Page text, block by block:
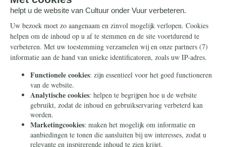
Steun ons
Nieuwsbrief
Eenmalig
Maandelijks
Periodiek
Nalaten
Zelf overschrijven
Info
Contact
Ontvang onze Telegram-
berichten